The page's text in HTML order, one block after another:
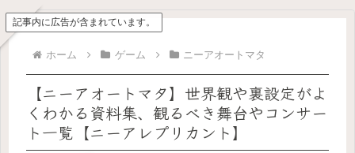
記事内に広告が含まれています。
ホーム ゲーム ニーアオートマタ
【ニーアオートマタ】世界観や裏設定がよ
くわかる資料集、観るべき舞台やコンサー
ト一覧【ニーアレプリカント】